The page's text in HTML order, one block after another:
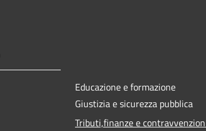
Educazione e formazione
Giustizia e sicurezza pubblica
Tributi,finanze e